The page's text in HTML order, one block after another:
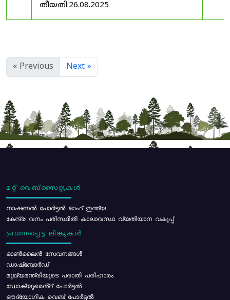
തീയതി:26.08.2025
« Previous Next »
മറ്റ് വെബ്സൈറ്റുകൾ
നാഷണൽ പോർട്ടൽ ഓഫ് ഇന്ത്യ
കേന്ദ്ര വനം പരിസ്ഥിതി കാലാവസ്ഥ വ്യതിയാന വകുപ്പ്
പ്രധാനപ്പെട്ട ലിങ്കുകൾ
ഓൺലൈൻ സേവനങ്ങൾ
ഡാഷ്ബോർഡ്
മുഖ്യമന്ത്രിയുടെ പരാതി പരിഹാരം
ഡോക്യുമെൻ്റ് പോർട്ടൽ
ഔദ്യോഗിക വെബ് പോർട്ടൽ